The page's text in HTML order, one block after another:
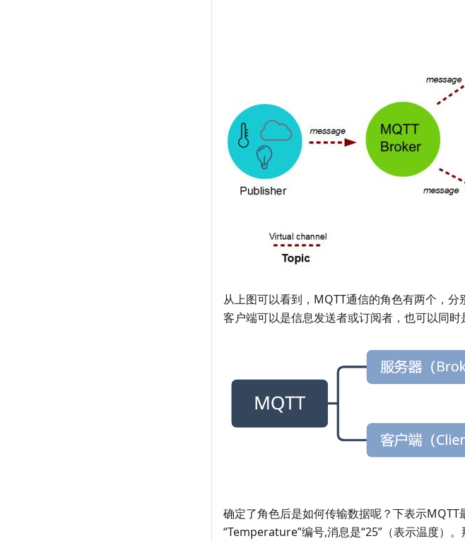
从上图可以看到，MQTT通信的角色有两个，
客户端可以是信息发送者或订阅者，也可以同时
确定了角色后是如何传输数据呢？下表示
“Temperature”编号,消息是“25”（表示温度）